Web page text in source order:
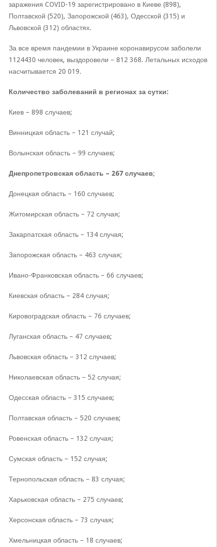
заражения COVID-19 зарегистрировано в Киеве (898),
Полтавской (520), Запорожской (463), Одесской (315) и
Львовской (312) областях.
За все время пандемии в Украине коронавирусом заболели
1124430 человек, выздоровели – 812 368. Летальных исходов
насчитывается 20 019.
Количество заболеваний в регионах за сутки:
Киев – 898 случаев;
Винницкая область – 121 случай;
Волынская область – 99 случаев;
Днепропетровская область – 267 случаев;
Донецкая область – 160 случаев;
Житомирская область – 72 случая;
Закарпатская область – 134 случая;
Запорожская область – 463 случая;
Ивано-Франковская область – 66 случаев;
Киевская область – 284 случая;
Кировоградская область – 76 случаев;
Луганская область – 47 случаев;
Львовская область – 312 случаев;
Николаевская область – 52 случая;
Одесская область – 315 случаев;
Полтавская область – 520 случаев;
Ровенская область – 132 случая;
Сумская область – 152 случая;
Тернопольская область – 83 случая;
Харьковская область – 275 случаев;
Херсонская область – 73 случая;
Хмельницкая область – 18 случаев;